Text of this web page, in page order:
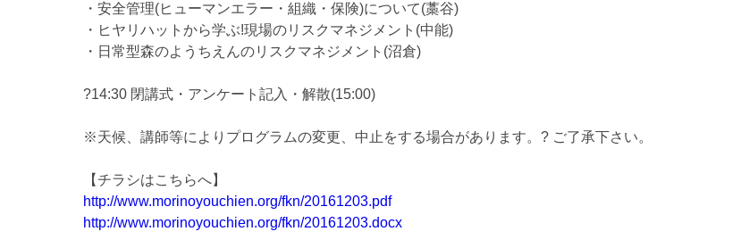
・安全管理(ヒューマンエラー・組織・保険)について(藁谷)
・ヒヤリハットから学ぶ!現場のリスクマネジメント(中能)
・日常型森のようちえんのリスクマネジメント(沼倉)
?14:30 閉講式・アンケート記入・解散(15:00)
※天候、講師等によりプログラムの変更、中止をする場合があります。? ご了承下さい。
【チラシはこちらへ】
http://www.morinoyouchien.org/fkn/20161203.pdf
http://www.morinoyouchien.org/fkn/20161203.docx